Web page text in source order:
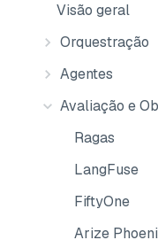
Visão geral
Orquestração
Agentes
Avaliação e
Ragas
LangFuse
FiftyOne
Arize